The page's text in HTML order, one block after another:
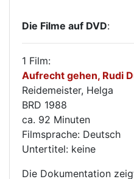
Die Filme auf DVD:
1 Film:
Aufrecht gehen, Rudi
Reidemeister, Helga
BRD 1988
ca. 92 Minuten
Filmsprache: Deutsch
Untertitel: keine
Die Dokumentation